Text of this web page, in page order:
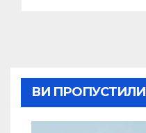
ВИ ПРОПУСТИЛИ